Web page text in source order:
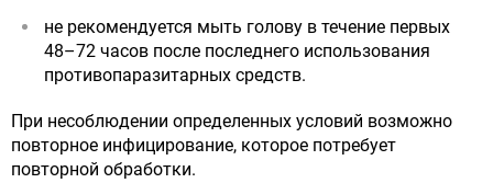
не рекомендуется мыть голову в течение первых
48–72 часов после последнего использования
противопаразитарных средств.
При несоблюдении определенных условий возможно
повторное инфицирование, которое потребует
повторной обработки.